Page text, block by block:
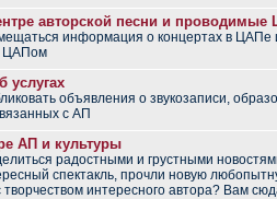
авторской песни и
информация о концертах в ЦАПе
ЦАПом
услугах
объявления о звукозаписи,
с АП
АП и культуры
радостными и грустными
спектакль, прочли новую
творчеством интересного автора? Вам